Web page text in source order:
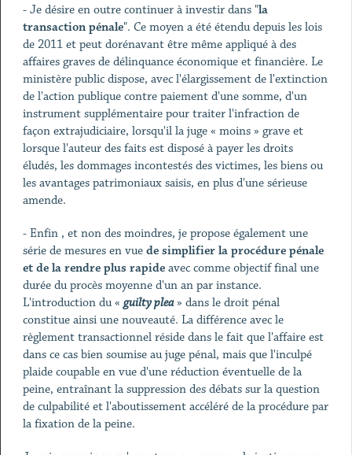
- Je désire en outre continuer à investir dans "la
transaction pénale". Ce moyen a été étendu depuis les lois
de 2011 et peut dorénavant être même appliqué à des
affaires graves de délinquance économique et financière. Le
ministère public dispose, avec l'élargissement de l'extinction
de l'action publique contre paiement d'une somme, d'un
instrument supplémentaire pour traiter l'infraction de
façon extrajudiciaire, lorsqu'il la juge « moins » grave et
lorsque l'auteur des faits est disposé à payer les droits
éludés, les dommages incontestés des victimes, les biens ou
les avantages patrimoniaux saisis, en plus d'une sérieuse
amende.
- Enfin , et non des moindres, je propose également une
série de mesures en vue de simplifier la procédure pénale
et de la rendre plus rapide avec comme objectif final une
durée du procès moyenne d'un an par instance.
L'introduction du «guilty plea» dans le droit pénal
constitue ainsi une nouveauté. La différence avec le
règlement transactionnel réside dans le fait que l'affaire est
dans ce cas bien soumise au juge pénal, mais que l'inculpé
plaide coupable en vue d'une réduction éventuelle de la
peine, entraînant la suppression des débats sur la question
de culpabilité et l'aboutissement accéléré de la procédure par
la fixation de la peine.